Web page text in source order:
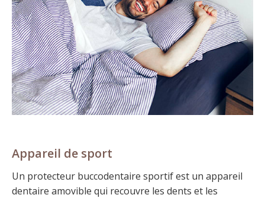
Appareil de sport
Un protecteur buccodentaire sportif est un appareil
dentaire amovible qui recouvre les dents et les